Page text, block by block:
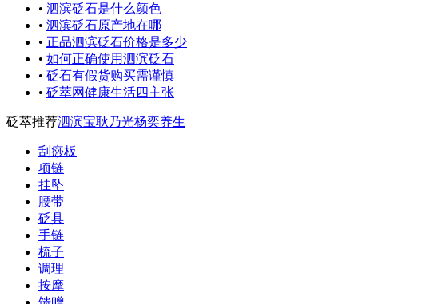
• 泗滨砭石是什么颜色
• 泗滨砭石原产地在哪
• 正品泗滨砭石价格是多少
• 如何正确使用泗滨砭石
• 砭石有假货购买需谨慎
• 砭萃网健康生活四主张
砭萃推荐泗滨宝耿乃光杨奕养生
刮痧板
项链
挂坠
腰带
砭具
手链
梳子
调理
按摩